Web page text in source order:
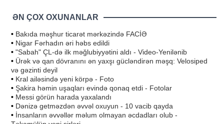
ƏN ÇOX OXUNANLAR
• Bakıda məşhur ticarət mərkəzində FACİƏ
• Nigar Fərhadın əri həbs edildi
• "Sabah" ÇL-də ilk məğlubiyyətini aldı - Video-Yenilənib
• Ürək və qan dövranını ən yaxşı gücləndirən məşq: Velosiped
və gəzinti deyil
• Kral ailəsində yeni körpə - Foto
• Şakira həmin uşaqları evində qonaq etdi - Fotolar
• Messi görün harada yaxalandı
• Dənizə getməzdən əvvəl oxuyun - 10 vacib qayda
• İnsanların əvvəllər məlum olmayan əcdadları olub -